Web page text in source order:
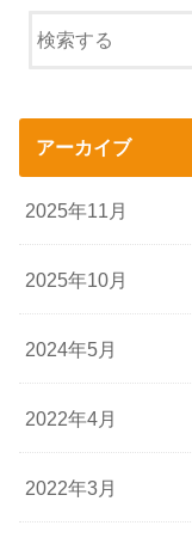
アーカイブ
2025年11月
2025年10月
2024年5月
2022年4月
2022年3月